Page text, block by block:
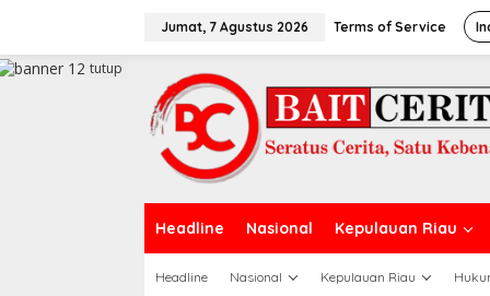
a
Jumat, 7 Agustus 2026 Terms of Service
Headline Nasional Kepulauan Riau
Headline Nasional Kepulauan Riau
tutup